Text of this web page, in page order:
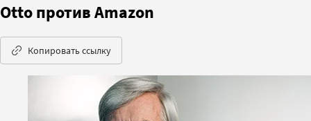
Otto против Amazon
Копировать ссылку